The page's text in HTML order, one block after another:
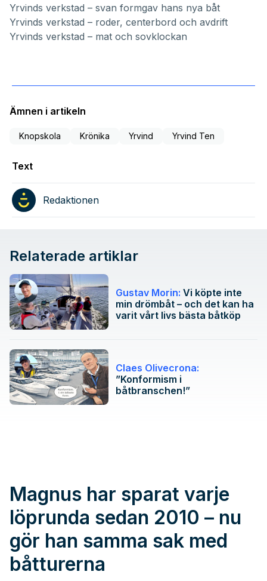
Yrvinds verkstad – svan formgav hans nya båt
Yrvinds verkstad – roder, centerbord och avdrift
Yrvinds verkstad – mat och sovklockan
Ämnen i artikeln
Knopskola Krönika Yrvind Yrvind Ten
Text
Redaktionen
Relaterade artiklar
Gustav Morin: Vi köpte inte
min drömbåt – och det kan ha
varit vårt livs bästa båtköp
Claes Olivecrona:
”Konformism i
båtbranschen!”
Magnus har sparat varje
löprunda sedan 2010 – nu
gör han samma sak med
båtturerna